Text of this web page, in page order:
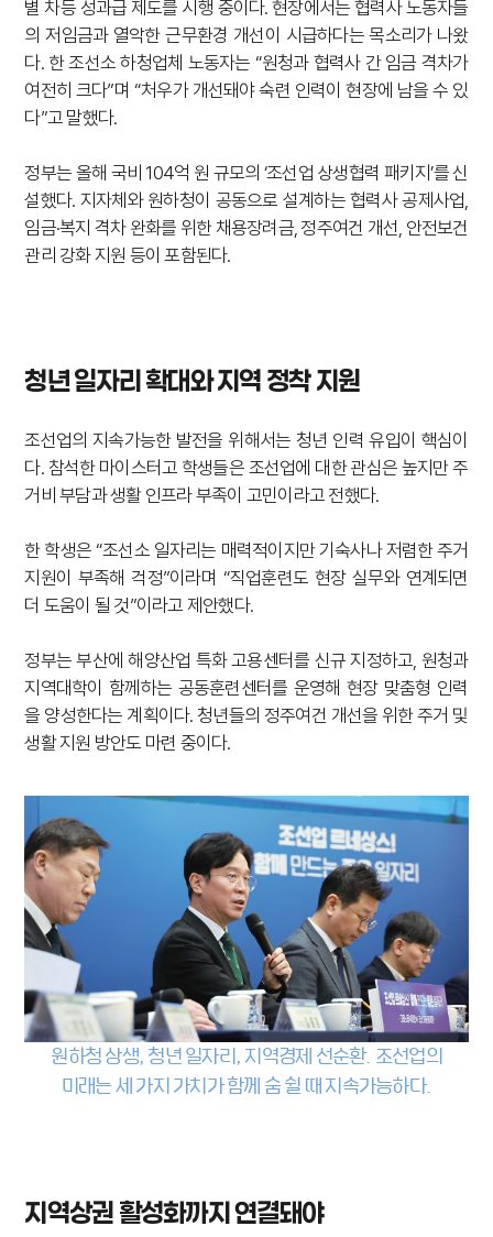
별 차등 성과급 제도를 시행 중이다. 현장에서는 협력사 노동자들
의 저임금과 열악한 근무환경 개선이 시급하다는 목소리가 나왔
다. 한 조선소 하청업체 노동자는 “원청과 협력사 간 임금 격차가
여전히 크다”며 “처우가 개선돼야 숙련 인력이 현장에 남을 수 있
다”고 말했다.
정부는 올해 국비 104억 원 규모의 ‘조선업 상생협력 패키지’를 신
설했다. 지자체와 원하청이 공동으로 설계하는 협력사 공제사업,
임금·복지 격차 완화를 위한 채용장려금, 정주여건 개선, 안전보건
관리 강화 지원 등이 포함된다.
청년 일자리 확대와 지역 정착 지원
조선업의 지속가능한 발전을 위해서는 청년 인력 유입이 핵심이
다. 참석한 마이스터고 학생들은 조선업에 대한 관심은 높지만 주
거비 부담과 생활 인프라 부족이 고민이라고 전했다.
한 학생은 “조선소 일자리는 매력적이지만 기숙사나 저렴한 주거
지원이 부족해 걱정”이라며 “직업훈련도 현장 실무와 연계되면
더 도움이 될 것”이라고 제안했다.
정부는 부산에 해양산업 특화 고용센터를 신규 지정하고, 원청과
지역대학이 함께하는 공동훈련센터를 운영해 현장 맞춤형 인력
을 양성한다는 계획이다. 청년들의 정주여건 개선을 위한 주거 및
생활 지원 방안도 마련 중이다.
원하청 상생, 청년 일자리, 지역경제 선순환. 조선업의
미래는 세 가지 가치가 함께 숨 쉴 때 지속가능하다.
지역상권 활성화까지 연결돼야